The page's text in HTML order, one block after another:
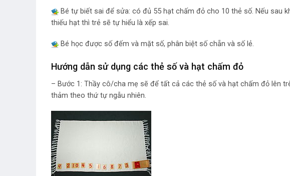
Bé tự biết sai để sửa: có đủ 55 hạt chấm đỏ cho 10 thẻ số. Nếu sau
thiếu hạt thì trẻ sẽ tự hiểu là xếp sai.
Bé học được số đếm và mặt số, phân biệt số chẵn và số lẻ.
Hướng dẫn sử dụng các thẻ số và hạt chấm đỏ
– Bước 1: Thầy cô/cha mẹ sẽ để tất cả các thẻ số và hạt chấm đỏ lên
thảm theo thứ tự ngẫu nhiên.